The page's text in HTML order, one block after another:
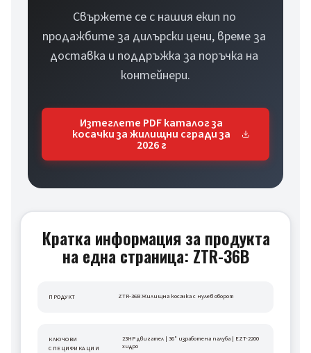
Свържете се с нашия екип по
продажбите за дилърски цени, време за
доставка и поддръжка за поръчка на
контейнери.
Изтеглете PDF каталог за
косачки за жилищни сгради за
2026 г
Кратка информация за продукта
на една страница: ZTR-36B
ПРОДУКТ ZTR-36B Жилищна косачка с нулев оборот
КЛЮЧОВИ
СПЕЦИФИКАЦИИ
23HP двигател | 36" изработена палуба | EZT-2200
хидро